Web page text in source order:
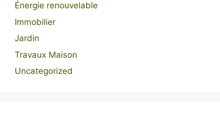
Énergie renouvelable
Immobilier
Jardin
Travaux Maison
Uncategorized